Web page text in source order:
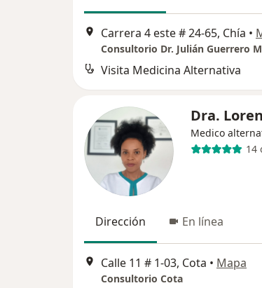
Carrera 4 este # 24-65, Chía •
Consultorio Dr. Julián Guerrero
Visita Medicina Alternativa
Dra.
Medico
14
Dirección En línea
Calle 11 # 1-03, Cota • Mapa
Consultorio Cota